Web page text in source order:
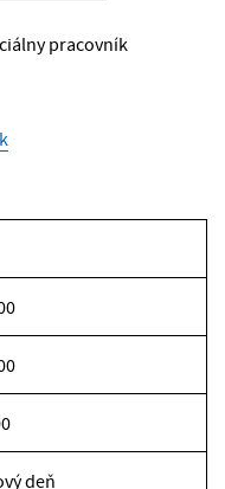
pracovník
deň